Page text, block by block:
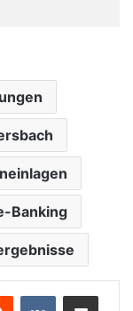
Banking